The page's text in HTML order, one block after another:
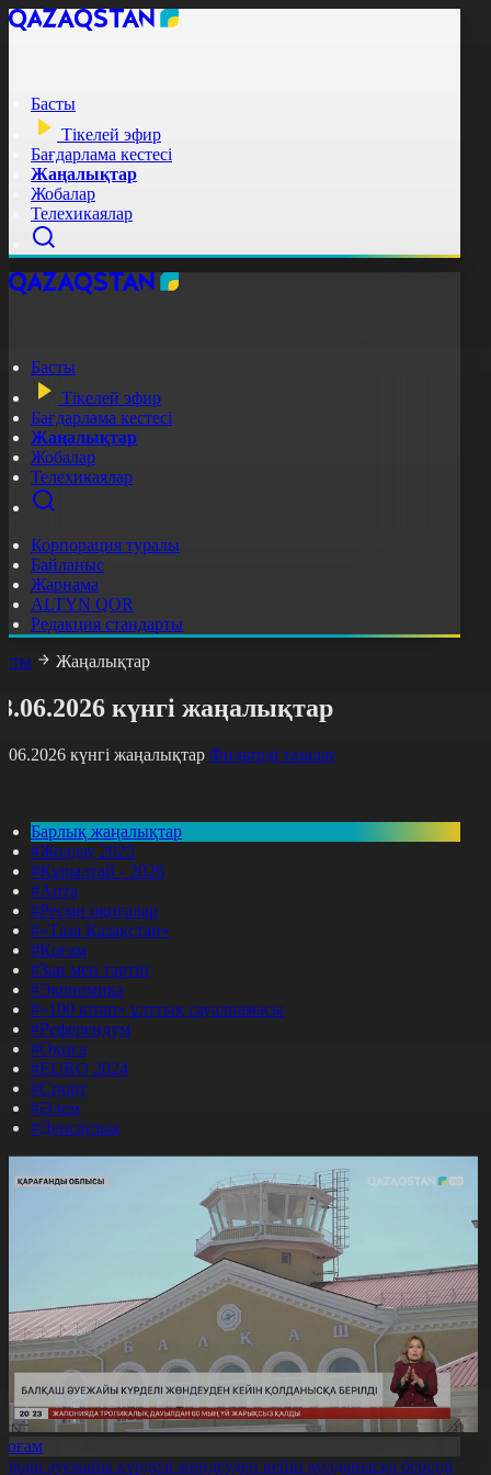
Басты
Тікелей эфир
Бағдарлама кестесі
Жаңалықтар
Жобалар
Телехикаялар
Басты
Тікелей эфир
Бағдарлама кестесі
Жаңалықтар
Жобалар
Телехикаялар
Корпорация туралы
Байланыс
Жарнама
ALTYN QOR
Редакция стандарты
Жаңалықтар
күнгі жаңалықтар
күнгі жаңалықтар Фильтрді тазалау
Барлық жаңалықтар
#Жолдау 2025
#Құрылтай - 2026
#Апта
#Ресми оқиғалар
#«Таза Қазақстан»
#Қоғам
#Заң мен тәртіп
#Экономика
#«100 кітап» ұлттық сауалнамасы
#Референдум
#Оқиға
#EURO 2024
#Спорт
#Әлем
#Денсаулық
әуежайы күрделі жөндеуден кейін қолданысқа берілді